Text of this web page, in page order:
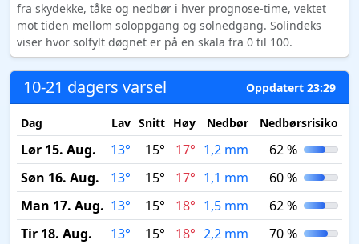
fra skydekke, tåke og nedbør i hver prognose-time, vektet
mot tiden mellom soloppgang og solnedgang. Solindeks
viser hvor solfylt døgnet er på en skala fra 0 til 100.
10-21 dagers varsel Oppdatert 23:29
Dag Lav Snitt Høy Nedbør Nedbørsrisiko
Lør 15. Aug. 13° 15° 17° 1,2 mm
62 %
Søn 16. Aug.
13° 15° 17° 1,1 mm
60 %
Man 17. Aug. 13° 15° 18° 1,5 mm
62 %
Tir 18. Aug.
13° 15° 18° 2,2 mm
70 %